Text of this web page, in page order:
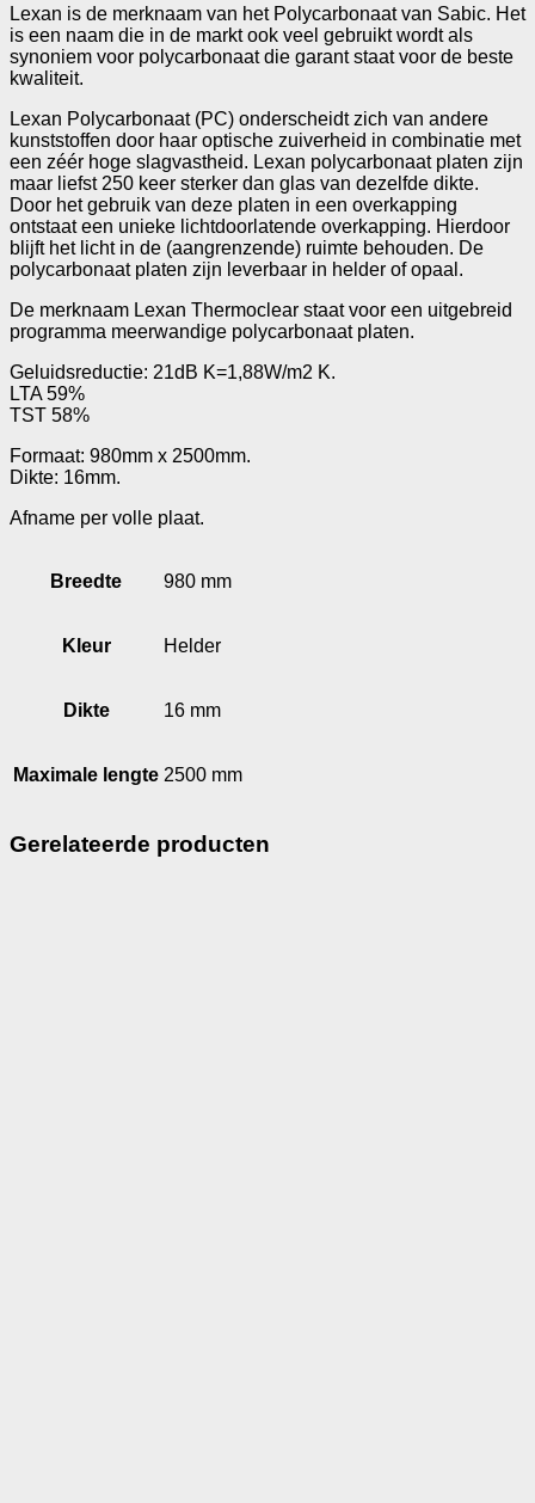
Lexan is de merknaam van het Polycarbonaat van Sabic. Het
is een naam die in de markt ook veel gebruikt wordt als
synoniem voor polycarbonaat die garant staat voor de beste
kwaliteit.
Lexan Polycarbonaat (PC) onderscheidt zich van andere
kunststoffen door haar optische zuiverheid in combinatie met
een zéér hoge slagvastheid. Lexan polycarbonaat platen zijn
maar liefst 250 keer sterker dan glas van dezelfde dikte.
Door het gebruik van deze platen in een overkapping
ontstaat een unieke lichtdoorlatende overkapping. Hierdoor
blijft het licht in de (aangrenzende) ruimte behouden. De
polycarbonaat platen zijn leverbaar in helder of opaal.
De merknaam Lexan Thermoclear staat voor een uitgebreid
programma meerwandige polycarbonaat platen.
Geluidsreductie: 21dB K=1,88W/m2 K.
LTA 59%
TST 58%
Formaat: 980mm x 2500mm.
Dikte: 16mm.
Afname per volle plaat.
Breedte 980 mm
Kleur Helder
Dikte 16 mm
Maximale lengte 2500 mm
Gerelateerde producten